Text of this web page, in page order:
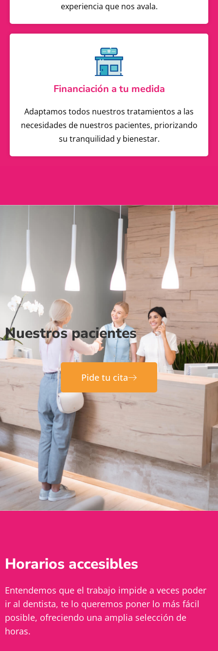
experiencia que nos avala.
Financiación a tu medida
Adaptamos todos nuestros tratamientos a las
necesidades de nuestros pacientes, priorizando
su tranquilidad y bienestar.
Nuestros pacientes
Pide tu cita
Horarios accesibles
Entendemos que el trabajo impide a veces poder
ir al dentista, te lo queremos poner lo más fácil
posible, ofreciendo una amplia selección de
horas.